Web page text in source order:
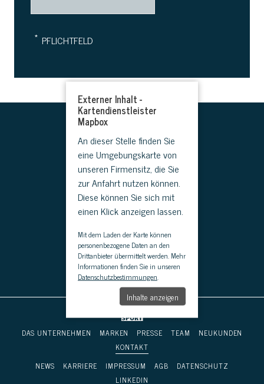
* PFLICHTFELD
Externer Inhalt -
Kartendienstleister
Mapbox
An dieser Stelle finden Sie
eine Umgebungskarte von
unseren Firmensitz, die Sie
zur Anfahrt nutzen können.
Diese können Sie sich mit
einen Klick anzeigen lassen.
Mit dem Laden der Karte können
personenbezogene Daten an den
Drittanbieter übermittelt werden. Mehr
Informationen finden Sie in unseren
Datenschutzbestimmungen.
Inhalte anzeigen
DAS UNTERNEHMEN MARKEN PRESSE TEAM
NEUKUNDEN
KONTAKT
NEWS
KARRIERE IMPRESSUM AGB
DATEN­SCHUTZ
LINKEDIN